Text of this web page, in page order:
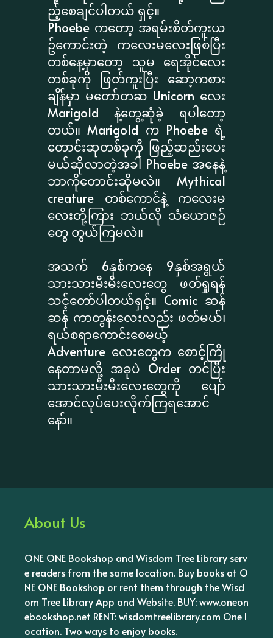
ည့်စေချင်ပါတယ် ရှင့်။
Phoebe ကတော့ အရမ်းစိတ်ကူးယ
ဥ်ကောင်းတဲ့ ကလေးမလေးဖြစ်ပြီး
တစ်နေ့မှာတော့ သူမ ရေအိုင်လေး
တစ်ခုကို ဖြတ်ကူးပြီး ဆော့ကစား
ချိန်မှာ မတော်တဆ Unicorn လေး
Marigold နဲ့တွေ့ဆုံခဲ့ ရပါတော့
တယ်။ Marigold က Phoebe ရဲ့
တောင်းဆုတစ်ခုကို ဖြည့်ဆည်းပေး
မယ်ဆိုလာတဲ့အခါ Phoebe အနေနဲ့
ဘာကိုတောင်းဆိုမလဲ။ Mythical
creature တစ်ကောင်နဲ့ ကလေးမ
လေးတို့ကြား ဘယ်လို သံယောဇဉ်
တွေ တွယ်ကြမလဲ။
အသက် 6နှစ်ကနေ 9နှစ်အရွယ်
သားသားမီးမီးလေးတွေ ဖတ်ရှုရန်
သင့်တော်ပါတယ်ရှင့်။ Comic ဆန်
ဆန် ကာတွန်းလေးလည်း ဖတ်မယ်၊
ရယ်စရာကောင်းစေမယ့်
Adventure လေးတွေက စောင့်ကြို
နေတာမလို့ အခုပဲ Order တင်ပြီး
သားသားမီးမီးလေးတွေကို ပျော်
အောင်လုပ်ပေးလိုက်ကြရအောင်
နော်။
About Us
ONE ONE Bookshop and Wisdom Tree Library serv
e readers from the same location. Buy books at O
NE ONE Bookshop or rent them through the Wisd
om Tree Library App and Website. BUY: www.oneon
ebookshop.net RENT: wisdomtreelibrary.com One l
ocation. Two ways to enjoy books.